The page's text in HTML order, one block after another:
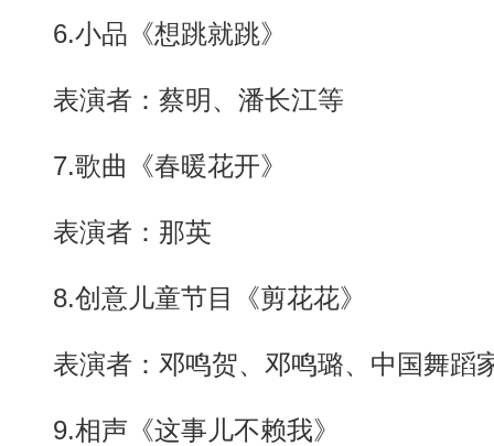
6.小品《想跳就跳》
表演者：蔡明、潘长江等
7.歌曲《春暖花开》
表演者：那英
8.创意儿童节目《剪花花》
表演者：邓鸣贺、邓鸣璐、中国舞蹈
9.相声《这事儿不赖我》